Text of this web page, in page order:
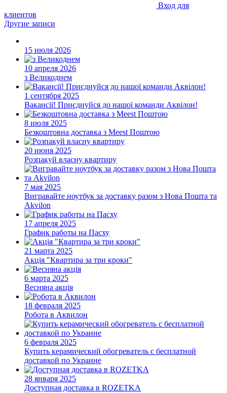
Вход для
клиентов
Другие записи
15 июля 2026
10 апреля 2026
з Великоднем
1 сентября 2025
Вакансії! Приєднуйся до нашої команди Аквілон!
8 июля 2025
Безкоштовна доставка з Meest Поштою
20 июня 2025
Розпакуй власну квартиру
7 мая 2025
Вигравайте ноутбук за доставку разом з Нова Пошта та
Akvilon
17 апреля 2025
График работы на Пасху
21 марта 2025
Акція "Квартира за три кроки"
6 марта 2025
Весняна акція
18 февраля 2025
Робота в Аквилон
6 февраля 2025
Купить керамический обогреватель с бесплатной
доставкой по Украине
28 января 2025
Доступная доставка в ROZETKA